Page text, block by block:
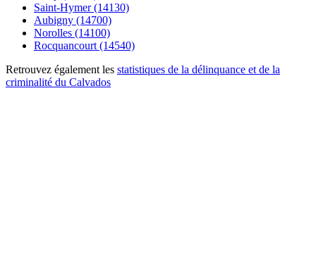
Saint-Hymer (14130)
Aubigny (14700)
Norolles (14100)
Rocquancourt (14540)
Retrouvez également les statistiques de la délinquance et de la
criminalité du Calvados